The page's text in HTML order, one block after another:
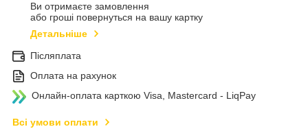
Ви отримаєте замовлення
або гроші повернуться на вашу картку
Детальніше
Післяплата
Оплата на рахунок
Онлайн-оплата карткою Visa, Mastercard - LiqPay
Всі умови оплати